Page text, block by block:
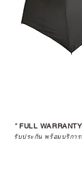
*FULL
รับประกัน พร้อมบริกา